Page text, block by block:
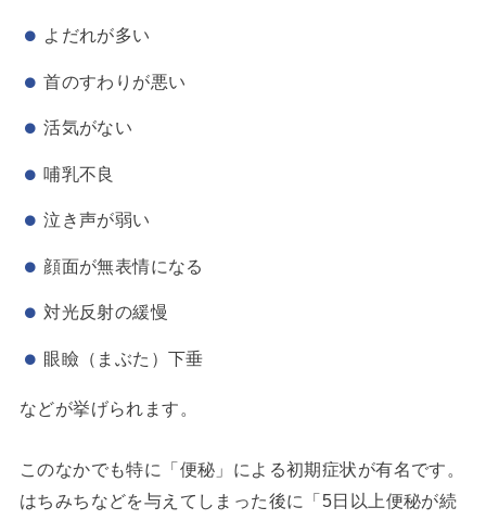
よだれが多い
首のすわりが悪い
活気がない
哺乳不良
泣き声が弱い
顔面が無表情になる
対光反射の緩慢
眼瞼（まぶた）下垂
などが挙げられます。
このなかでも特に「便秘」による初期症状が有名です。
はちみちなどを与えてしまった後に「5日以上便秘が続